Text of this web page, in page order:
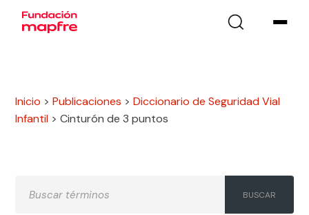
Inicio >Publicaciones >Diccionario de Seguridad Vial
Infantil >Cinturón de 3 puntos